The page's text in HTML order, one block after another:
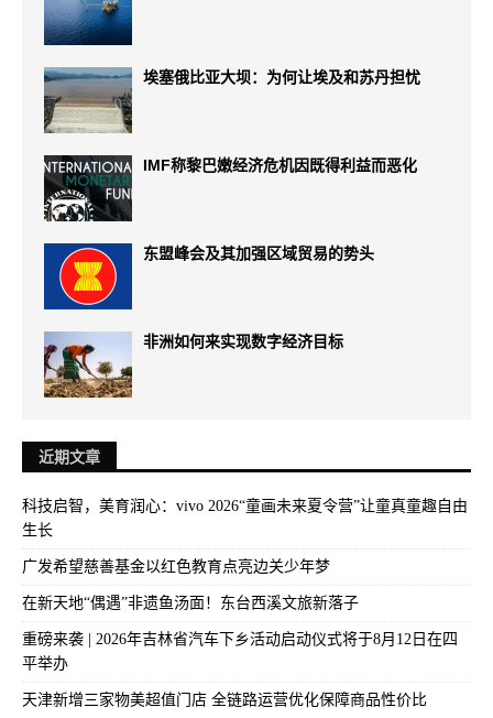
埃塞俄比亚大坝：为何让埃及和苏丹担忧
IMF称黎巴嫩经济危机因既得利益而恶化
东盟峰会及其加强区域贸易的势头
非洲如何来实现数字经济目标
近期文章
科技启智，美育润心：vivo 2026“童画未来夏令营”让童真童趣自由
生长
广发希望慈善基金以红色教育点亮边关少年梦
在新天地“偶遇”非遗鱼汤面！东台西溪文旅新落子
重磅来袭 | 2026年吉林省汽车下乡活动启动仪式将于8月12日在四
平举办
天津新增三家物美超值门店 全链路运营优化保障商品性价比